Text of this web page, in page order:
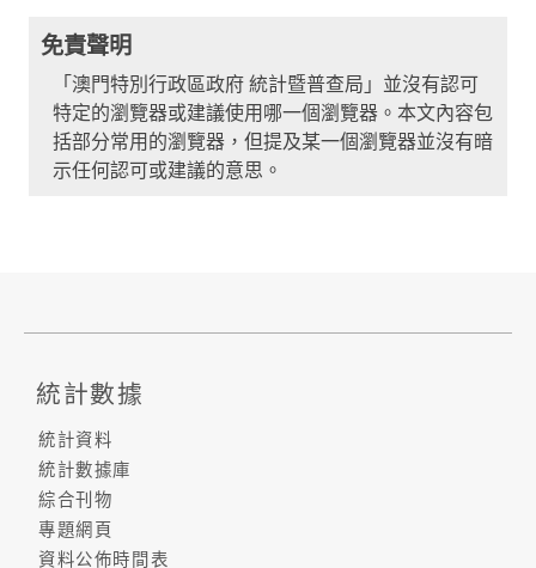
免責聲明
「澳門特別行政區政府 統計暨普查局」並沒有認可
特定的瀏覽器或建議使用哪一個瀏覽器。本文內容包
括部分常用的瀏覽器，但提及某一個瀏覽器並沒有暗
示任何認可或建議的意思。
統計數據
統計資料
統計數據庫
綜合刊物
專題網頁
資料公佈時間表